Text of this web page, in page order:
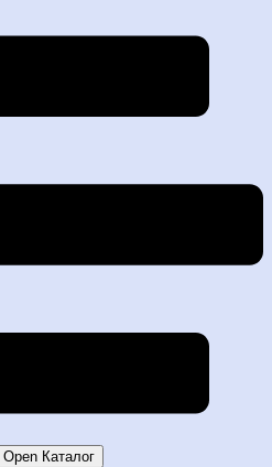
Open Каталог